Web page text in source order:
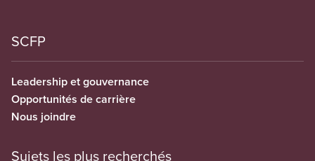
SCFP
Leadership et gouvernance
Opportunités de carrière
Nous joindre
Sujets les plus recherchés